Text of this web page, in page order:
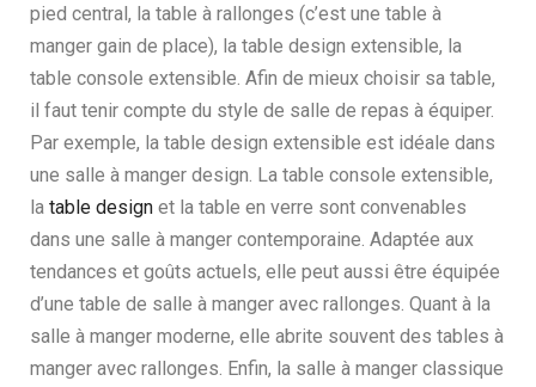
pied central, la table à rallonges (c’est une table à
manger gain de place), la table design extensible, la
table console extensible. Afin de mieux choisir sa table,
il faut tenir compte du style de salle de repas à équiper.
Par exemple, la table design extensible est idéale dans
une salle à manger design. La table console extensible,
la table design et la table en verre sont convenables
dans une salle à manger contemporaine. Adaptée aux
tendances et goûts actuels, elle peut aussi être équipée
d’une table de salle à manger avec rallonges. Quant à la
salle à manger moderne, elle abrite souvent des tables à
manger avec rallonges. Enfin, la salle à manger classique